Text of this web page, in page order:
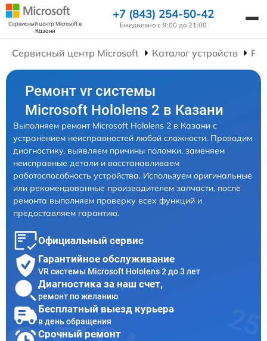
Сервисный центр Microsoftв
Казани
+7 (843) 254-50-42
Ежедневно с 9:00 до 21:00
Сервисный центр Microsoft Каталог устройств
Ремонт vr системы
Microsoft Hololens 2 в Казани
Выполняем ремонт Microsoft Hololens 2 в Казани с
устранением неисправностей любой сложности. Проводим
диагностику, выявляем причины поломки, заменяем
неисправные детали и восстанавливаем
работоспособность устройства. Используем оригинальные
или рекомендованные производителем запчасти, после
ремонта выполняем проверку всех функций и
предоставляем гарантию.
Официальный сервис
Гарантийное обслуживание
VR системы Microsoft Hololens 2 до 3 лет
Диагностика за наш счет,
ремонт по желанию
Бесплатный выезд курьера
в день обращения
Срочный ремонт